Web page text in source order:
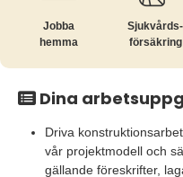
Jobba
hemma
Sjukvårds­
försäkring
Dina
Driva
vår projektmodell och
gällande föreskrifter,